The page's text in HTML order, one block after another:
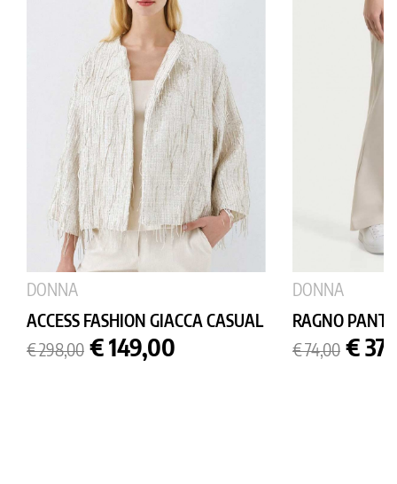
DONNA
ACCESS FASHION GIACCA CASUAL
Prezzo
base
€ 298,00 Prezzo
€ 149,00
DONNA
RAGNO
Prezzo
base
€ 74,00 €